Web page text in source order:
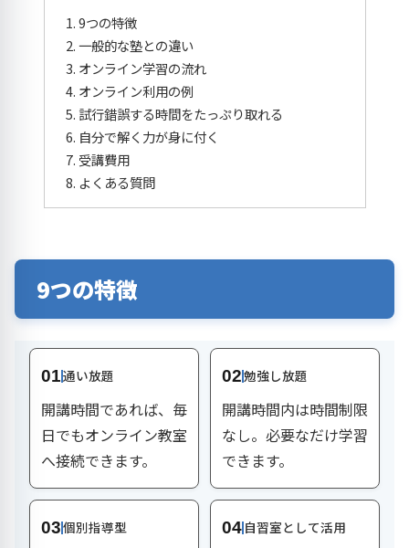
9つの特徴
一般的な塾との違い
オンライン学習の流れ
オンライン利用の例
試行錯誤する時間をたっぷり取れる
自分で解く力が身に付く
受講費用
よくある質問
9つの特徴
01通い放題
開講時間であれば、毎
日でもオンライン教室
へ接続できます。
02勉強し放題
開講時間内は時間制限
なし。必要なだけ学習
できます。
03個別指導型 04 自習室として活用